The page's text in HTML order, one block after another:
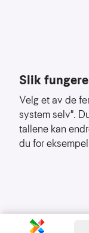
Slik
Velg et av de
system selv".
tallene kan
du for